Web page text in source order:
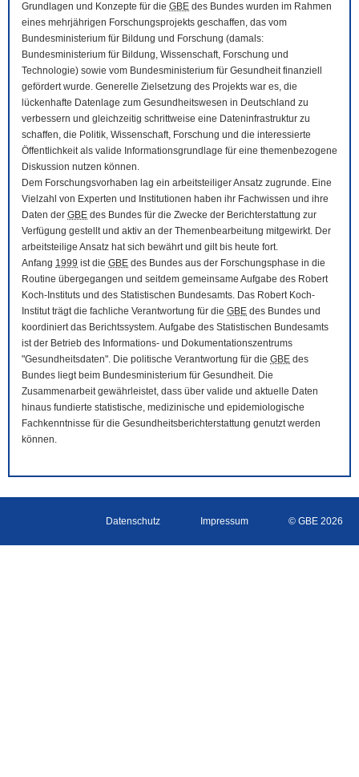
Grundlagen und Konzepte für die GBE des Bundes wurden im Rahmen
eines mehrjährigen Forschungsprojekts geschaffen, das vom
Bundesministerium für Bildung und Forschung (damals:
Bundesministerium für Bildung, Wissenschaft, Forschung und
Technologie) sowie vom Bundesministerium für Gesundheit finanziell
gefördert wurde. Generelle Zielsetzung des Projekts war es, die
lückenhafte Datenlage zum Gesundheitswesen in Deutschland zu
verbessern und gleichzeitig schrittweise eine Dateninfrastruktur zu
schaffen, die Politik, Wissenschaft, Forschung und die interessierte
Öffentlichkeit als valide Informationsgrundlage für eine themenbezogene
Diskussion nutzen können.
Dem Forschungsvorhaben lag ein arbeitsteiliger Ansatz zugrunde. Eine
Vielzahl von Experten und Institutionen haben ihr Fachwissen und ihre
Daten der GBE des Bundes für die Zwecke der Berichterstattung zur
Verfügung gestellt und aktiv an der Themenbearbeitung mitgewirkt. Der
arbeitsteilige Ansatz hat sich bewährt und gilt bis heute fort.
Anfang 1999 ist die GBE des Bundes aus der Forschungsphase in die
Routine übergegangen und seitdem gemeinsame Aufgabe des Robert
Koch-Instituts und des Statistischen Bundesamts. Das Robert Koch-
Institut trägt die fachliche Verantwortung für die GBE des Bundes und
koordiniert das Berichtssystem. Aufgabe des Statistischen Bundesamts
ist der Betrieb des Informations- und Dokumentationszentrums
"Gesundheitsdaten". Die politische Verantwortung für die GBE des
Bundes liegt beim Bundesministerium für Gesundheit. Die
Zusammenarbeit gewährleistet, dass über valide und aktuelle Daten
hinaus fundierte statistische, medizinische und epidemiologische
Fachkenntnisse für die Gesundheitsberichterstattung genutzt werden
können.
Datenschutz Impressum © GBE 2026